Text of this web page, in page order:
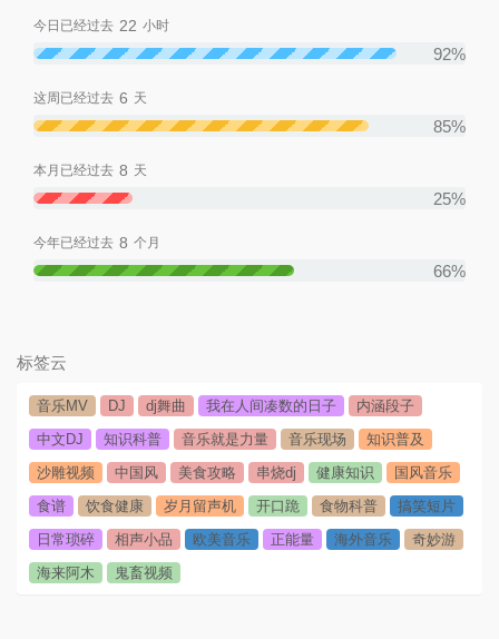
今日已经过去 22 小时
92%
这周已经过去 6 天
85%
本月已经过去 8 天
25%
今年已经过去 8 个月
66%
标签云
音乐MV DJ dj舞曲 我在人间凑数的日子
内涵段子
中文DJ
知识科普 音乐就是力量 音乐现场
知识普及
沙雕视频
中国风 美食攻略 串烧dj 健康知识
国风音乐
食谱
饮食健康 岁月留声机 开口跪 食物科普
搞笑短片
日常琐碎
相声小品 欧美音乐 正能量 海外音乐
奇妙游
海来阿木
鬼畜视频